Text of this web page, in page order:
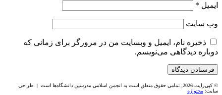
ایمیل *
وب‌ سایت
ذخیره نام، ایمیل و وبسایت من در مرورگر برای زمانی که
دوباره دیدگاهی می‌نویسم.
© کپی‌رایت 2026, تمامی حقوق متعلق است به انجمن اسلامی مدرسین دانشگاه‌ها است | طراحی
سایت: محتواژه